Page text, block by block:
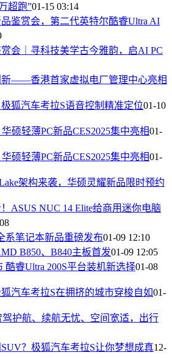
超跑”01-15 03:14
鉴赏会，第二代英特尔酷睿Ultra AI
会｜寻科技美学古今雅韵，启AI PC
新——香港首家虚拟电厂管理中心亮相
狐汽车考拉S语音控制精准定位01-10
硕轻薄PC新品CES2025集中亮相01-
硕轻薄PC新品CES2025集中亮相01-
架构来袭，华硕灵耀新品限时预约
ASUS NUC 14 Elite给商用迷你电脑
系笔记本新品重磅发布01-09 12:10
B850、B840主板首发01-09 12:05
酷睿Ultra 200S平台装机新选择01-08
汽车考拉S在拥挤的城市穿梭自如01-
护航、续航无忧、空间宽适，出行
？极狐汽车考拉S让你梦想成真12-